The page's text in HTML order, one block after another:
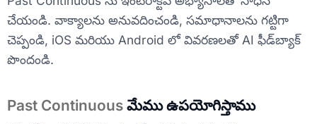
చేయండి. వాక్యాలను అనువదించండి, సమాధానాలను గట్టిగా
చెప్పండి, iOS మరియు Android లో వివరణలతో AI ఫీడ్‌బ్యాక్
పొందండి.
Past Continuous మేము ఉపయోగిస్తాము